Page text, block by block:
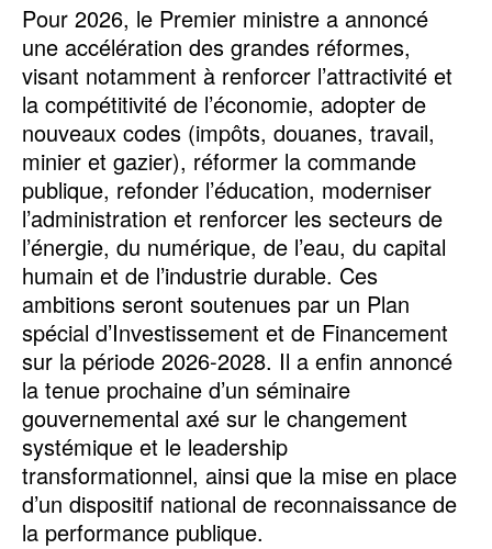
Pour 2026, le Premier ministre a annoncé
une accélération des grandes réformes,
visant notamment à renforcer l’attractivité et
la compétitivité de l’économie, adopter de
nouveaux codes (impôts, douanes, travail,
minier et gazier), réformer la commande
publique, refonder l’éducation, moderniser
l’administration et renforcer les secteurs de
l’énergie, du numérique, de l’eau, du capital
humain et de l’industrie durable. Ces
ambitions seront soutenues par un Plan
spécial d’Investissement et de Financement
sur la période 2026-2028. Il a enfin annoncé
la tenue prochaine d’un séminaire
gouvernemental axé sur le changement
systémique et le leadership
transformationnel, ainsi que la mise en place
d’un dispositif national de reconnaissance de
la performance publique.